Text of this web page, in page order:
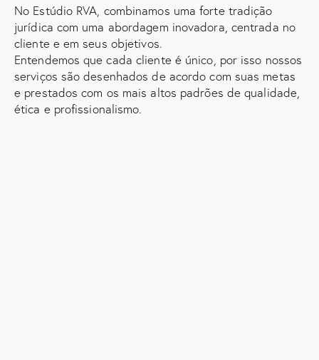
No Estúdio RVA, combinamos uma forte tradição
jurídica com uma abordagem inovadora, centrada no
cliente e em seus objetivos.
Entendemos que cada cliente é único, por isso nossos
serviços são desenhados de acordo com suas metas
e prestados com os mais altos padrões de qualidade,
ética e profissionalismo.